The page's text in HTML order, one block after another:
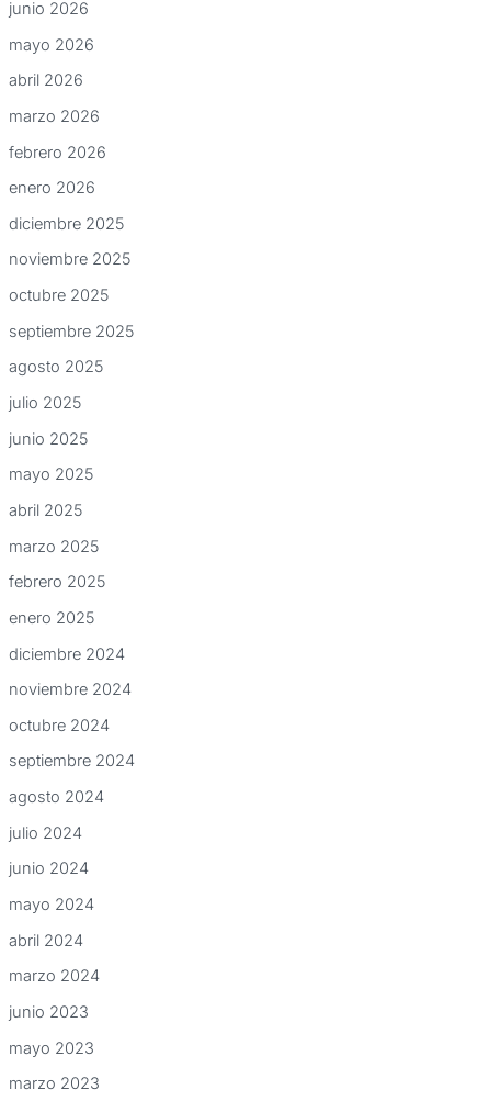
junio 2026
mayo 2026
abril 2026
marzo 2026
febrero 2026
enero 2026
diciembre 2025
noviembre 2025
octubre 2025
septiembre 2025
agosto 2025
julio 2025
junio 2025
mayo 2025
abril 2025
marzo 2025
febrero 2025
enero 2025
diciembre 2024
noviembre 2024
octubre 2024
septiembre 2024
agosto 2024
julio 2024
junio 2024
mayo 2024
abril 2024
marzo 2024
junio 2023
mayo 2023
marzo 2023